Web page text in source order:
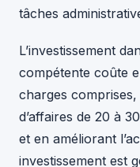
tâches
L’investissement
compétente coûte
charges
d’affaires de 20 à
et en améliorant
investissement est